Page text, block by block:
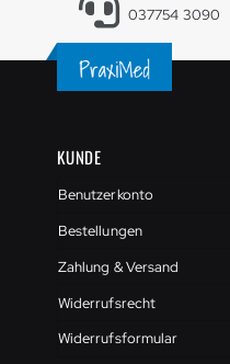
037754 3090
KUNDE
Benutzerkonto
Bestellungen
Zahlung & Versand
Widerrufsrecht
Widerrufsformular